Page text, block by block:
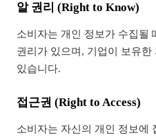
알 권리 (Right to Know)
소비자는 개인 정보가 수집될
권리가 있으며, 기업이 보유
있습니다.
접근권 (Right to Access)
소비자는 자신의 개인 정보에